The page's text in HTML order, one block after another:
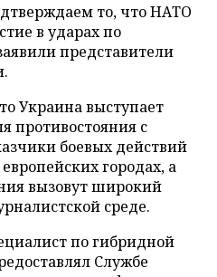
то, что НАТО
в ударах по
представители
Украина выступает
противостояния с
боевых действий
городах, а
вызовут широкий
среде.
по гибридной
Службе